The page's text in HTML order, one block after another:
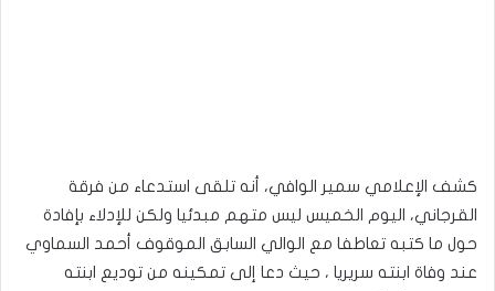
كشف الإعلامي سمير الوافي، أنه تلقى استدعاء من فرقة
القرجاني، اليوم الخميس ليس متهم مبدئيا ولكن للإدلاء بإفادة
حول ما كتبه تعاطفا مع الوالي السابق الموقوف أحمد السماوي
عند وفاة ابنته سريريا ، حيث دعا إلى تمكينه من توديع ابنته